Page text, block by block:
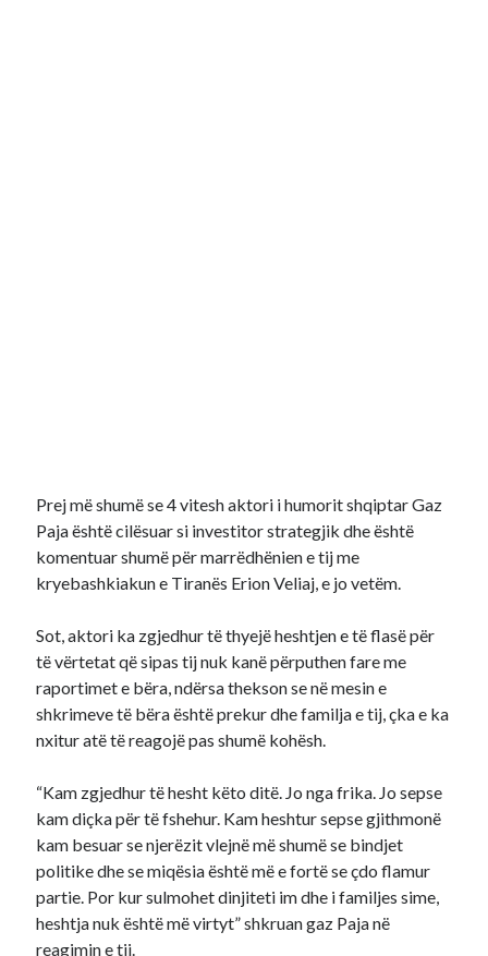
Prej më shumë se 4 vitesh aktori i humorit shqiptar Gaz
Paja është cilësuar si investitor strategjik dhe është
komentuar shumë për marrëdhënien e tij me
kryebashkiakun e Tiranës Erion Veliaj, e jo vetëm.
Sot, aktori ka zgjedhur të thyejë heshtjen e të flasë për
të vërtetat që sipas tij nuk kanë përputhen fare me
raportimet e bëra, ndërsa thekson se në mesin e
shkrimeve të bëra është prekur dhe familja e tij, çka e ka
nxitur atë të reagojë pas shumë kohësh.
“Kam zgjedhur të hesht këto ditë. Jo nga frika. Jo sepse
kam diçka për të fshehur. Kam heshtur sepse gjithmonë
kam besuar se njerëzit vlejnë më shumë se bindjet
politike dhe se miqësia është më e fortë se çdo flamur
partie. Por kur sulmohet dinjiteti im dhe i familjes sime,
heshtja nuk është më virtyt” shkruan gaz Paja në
reagimin e tij.